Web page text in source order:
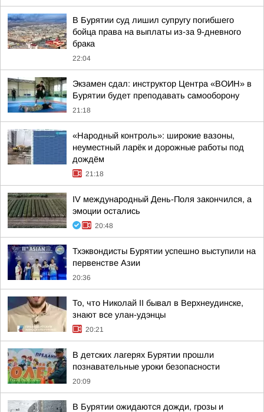
В Бурятии суд лишил супругу погибшего
бойца права на выплаты из-за 9-дневного
брака
22:04
Экзамен сдал: инструктор Центра «ВОИН» в
Бурятии будет преподавать самооборону
21:18
«Народный контроль»: широкие вазоны,
неуместный ларёк и дорожные работы под
дождём
21:18
IV международный День-Поля закончился, а
эмоции остались
20:48
Тхэквондисты Бурятии успешно выступили на
первенстве Азии
20:36
То, что Николай II бывал в Верхнеудинске,
знают все улан-удэнцы
20:21
В детских лагерях Бурятии прошли
познавательные уроки безопасности
20:09
В Бурятии ожидаются дожди, грозы и